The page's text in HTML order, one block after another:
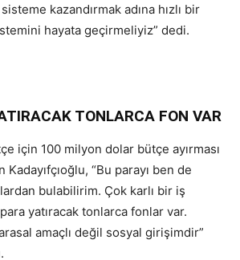
kazandırmak adına hızlı bir
hayata geçirmeliyiz” dedi.
TONLARCA FON VAR
için 100 milyon dolar bütçe ayırması
“Bu parayı ben de
bulabilirim. Çok karlı bir iş
yatıracak tonlarca fonlar var.
amaçlı değil sosyal girişimdir”